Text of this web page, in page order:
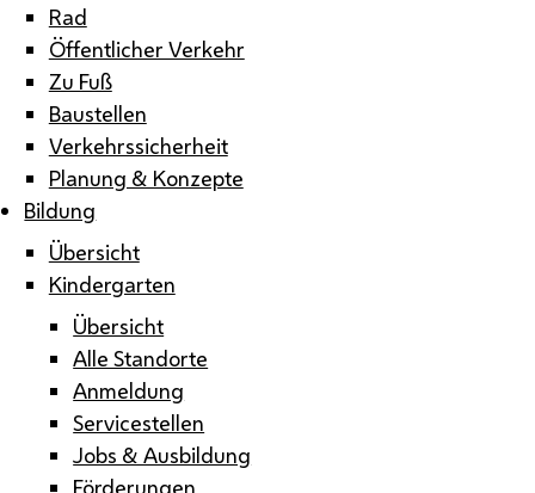
Rad
Öffentlicher Verkehr
Zu Fuß
Baustellen
Verkehrssicherheit
Planung & Konzepte
Bildung
Übersicht
Kindergarten
Übersicht
Alle Standorte
Anmeldung
Servicestellen
Jobs & Ausbildung
Förderungen